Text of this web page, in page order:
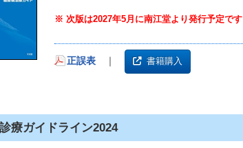
※ 次版は2027年5月に南江堂より発行予定です
正誤表 ｜ 書籍購入
療ガイドライン2024